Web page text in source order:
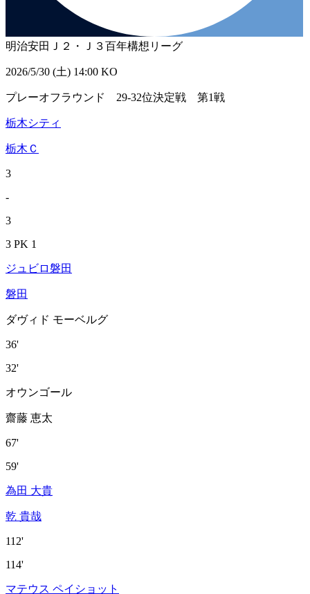
明治安田Ｊ２・Ｊ３百年構想リーグ
2026/5/30 (土) 14:00 KO
プレーオフラウンド 29-32位決定戦 第1戦
栃木シティ
栃木Ｃ
3
-
3
3 PK 1
ジュビロ磐田
磐田
ダヴィド モーベルグ
36'
32'
オウンゴール
齋藤 恵太
67'
59'
為田 大貴
乾 貴哉
112'
114'
マテウス ペイショット